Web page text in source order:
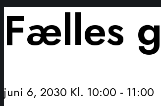
Fælles
juni 6, 2030 Kl. 10:00 - 11:00